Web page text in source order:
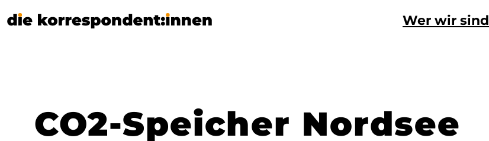
Wer wir sind
CO2-Speicher Nordsee